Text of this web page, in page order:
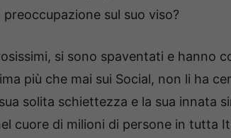
sul suo viso?
si sono spaventati e hanno
più che mai sui Social, non li ha
solita schiettezza e la sua innata
cuore di milioni di persone in tutta